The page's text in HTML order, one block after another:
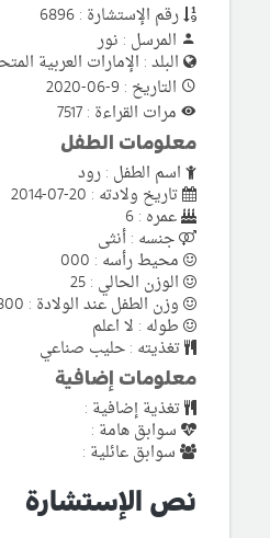
رقم الإستشارة : 6896
المرسل : نور
البلد : الإمارات العربية
التاريخ : 9-06-2020
مرات القراءة : 7517
معلومات الطفل
اسم الطفل : رود
تاريخ ولادته : 20-07-2014
عمره : 6
جنسه : أنثى
محيط رأسه : 000
الوزن الحالي : 25
وزن الطفل عند الولادة : 3800
طوله : لا اعلم
تغذيته : حليب صناعي
معلومات إضافية
تغذية إضافية :
سوابق هامة :
سوابق عائلية :
نص الإستشارة